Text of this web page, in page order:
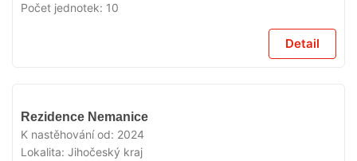
Počet jednotek: 10
Detail
Rezidence Nemanice
K nastěhování od: 2024
Lokalita: Jihočeský kraj